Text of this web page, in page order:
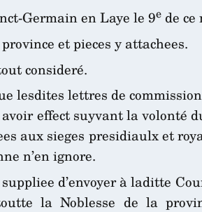
Germain en Laye le 9e de
et pieces y attachees.
consideré.
lesdites lettres de
effect suyvant la volonté
aux sieges presidiaulx et
n’en ignore.
d’envoyer à laditte
la Noblesse de la